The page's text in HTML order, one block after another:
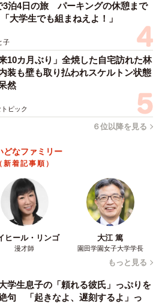
3泊4日の旅 パーキングの休憩まで
大学生でも組まねえよ！」
子
10カ月ぶり」全焼した自宅訪れた林
も壁も取り払われスケルトン状態
然
ピック
６位以降を見る
どなファミリー
（新着記事順）
ヒール・リンゴ
漫才師
大江 篤
園田学園女子大学学長
もっと見る
大学生息子の「頼れる彼氏」っぷりを
句 「起きなよ、遅刻するよ」っ